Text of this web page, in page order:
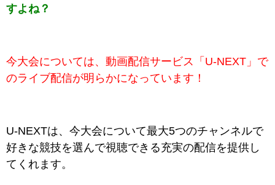
すよね？
今大会については、動画配信サービス「U-NEXT」で
のライブ配信が明らかになっています！
U-NEXTは、今大会について最大5つのチャンネルで
好きな競技を選んで視聴できる充実の配信を提供し
てくれます。